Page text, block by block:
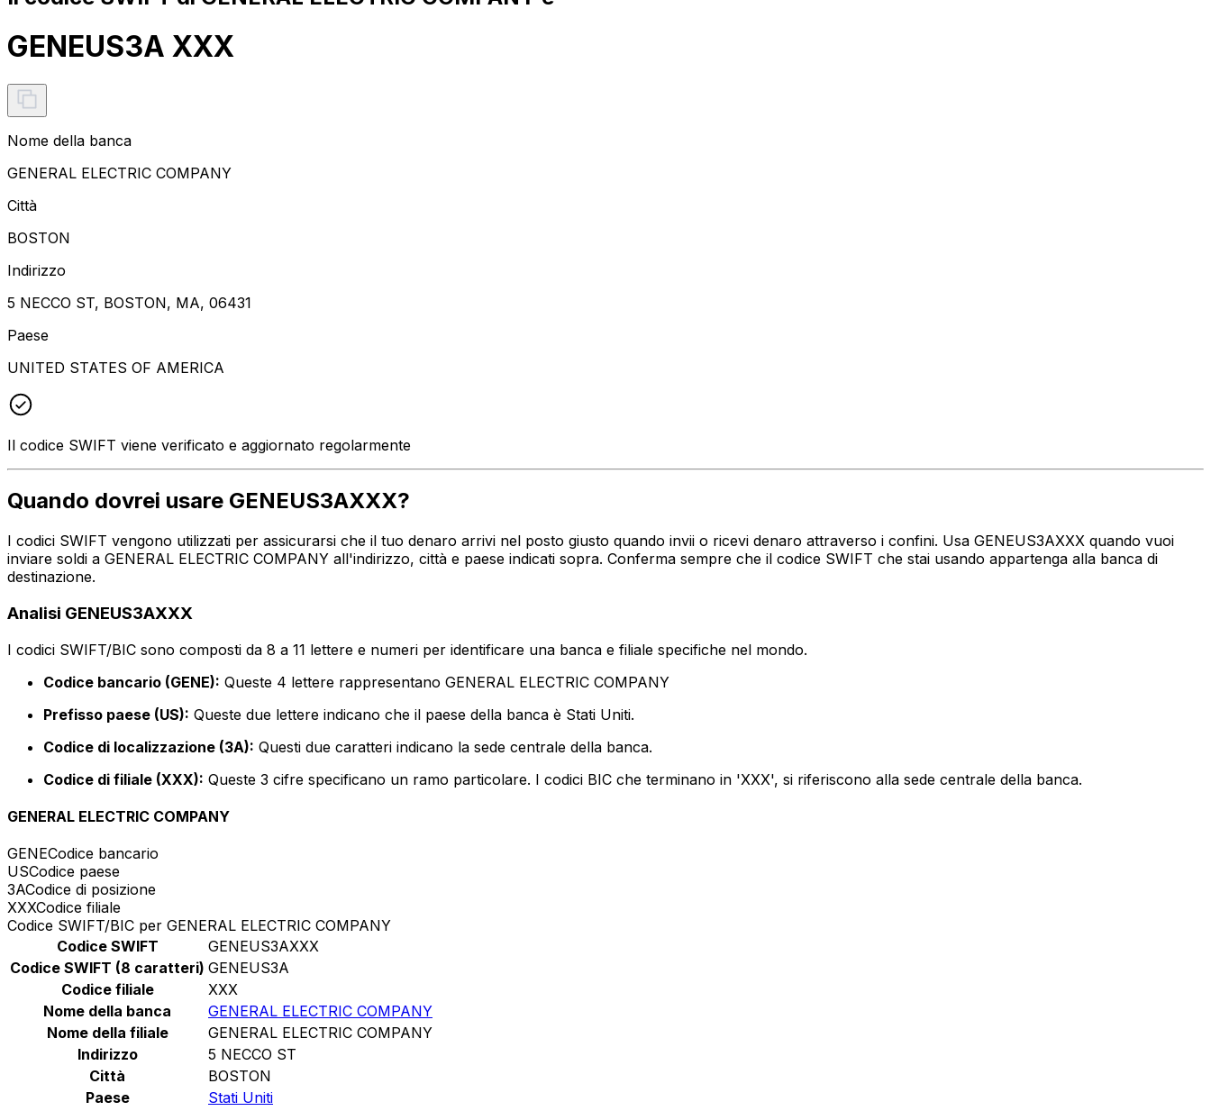
GENEUS3A XXX
Nome della banca
GENERAL ELECTRIC COMPANY
Città
BOSTON
Indirizzo
5 NECCO ST, BOSTON, MA, 06431
Paese
UNITED STATES OF AMERICA
Il codice SWIFT viene verificato e aggiornato regolarmente
Quando dovrei usare GENEUS3AXXX?
I codici SWIFT vengono utilizzati per assicurarsi che il tuo denaro arrivi nel posto giusto quando invii o ricevi denaro attraverso i confini. Usa GENEUS3AXXX quando vuoi
inviare soldi a GENERAL ELECTRIC COMPANY all'indirizzo, città e paese indicati sopra. Conferma sempre che il codice SWIFT che stai usando appartenga alla banca di
destinazione.
Analisi GENEUS3AXXX
I codici SWIFT/BIC sono composti da 8 a 11 lettere e numeri per identificare una banca e filiale specifiche nel mondo.
Codice bancario (GENE): Queste 4 lettere rappresentano GENERAL ELECTRIC COMPANY
Prefisso paese (US): Queste due lettere indicano che il paese della banca è Stati Uniti.
Codice di localizzazione (3A): Questi due caratteri indicano la sede centrale della banca.
Codice di filiale (XXX): Queste 3 cifre specificano un ramo particolare. I codici BIC che terminano in 'XXX', si riferiscono alla sede centrale della banca.
GENERAL ELECTRIC COMPANY
GENECodice bancario
USCodice paese
3ACodice di posizione
XXXCodice filiale
Codice SWIFT/BIC per GENERAL ELECTRIC COMPANY
Codice SWIFT
GENEUS3AXXX
Codice SWIFT (8 caratteri) GENEUS3A
Codice filiale
XXX
Nome della banca
GENERAL ELECTRIC COMPANY
Nome della filiale
GENERAL ELECTRIC COMPANY
Indirizzo
5 NECCO ST
Città
BOSTON
Paese
Stati Uniti